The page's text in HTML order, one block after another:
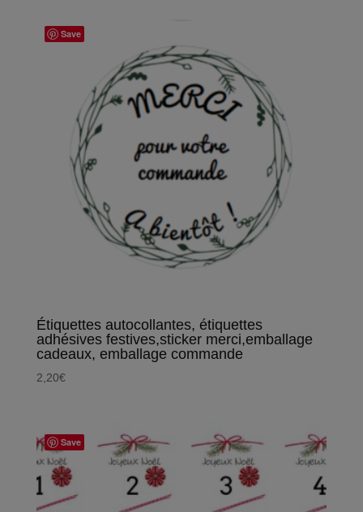
Save
Étiquettes autocollantes, étiquettes
adhésives festives,sticker merci,emballage
cadeaux, emballage commande
2,20€
Save